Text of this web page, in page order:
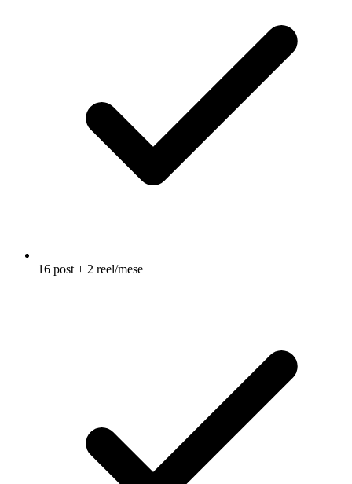
16 post + 2 reel/mese